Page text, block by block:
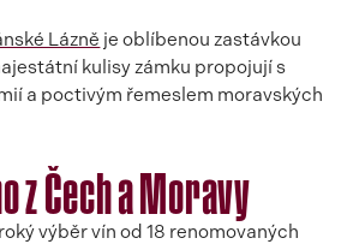
Lázně je oblíbenou zastávkou
kulisy zámku propojují s
a poctivým řemeslem moravských
z Čech a Moravy
výběr vín od 18 renomovaných